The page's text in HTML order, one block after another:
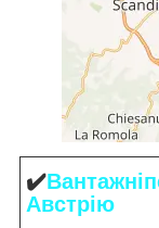
✔️
Австрію